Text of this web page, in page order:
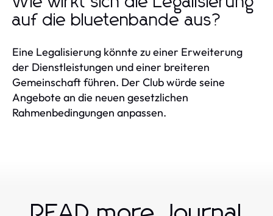
auf die bluetenbande aus?
Eine Legalisierung könnte zu einer Erweiterung
der Dienstleistungen und einer breiteren
Gemeinschaft führen. Der Club würde seine
Angebote an die neuen gesetzlichen
Rahmenbedingungen anpassen.